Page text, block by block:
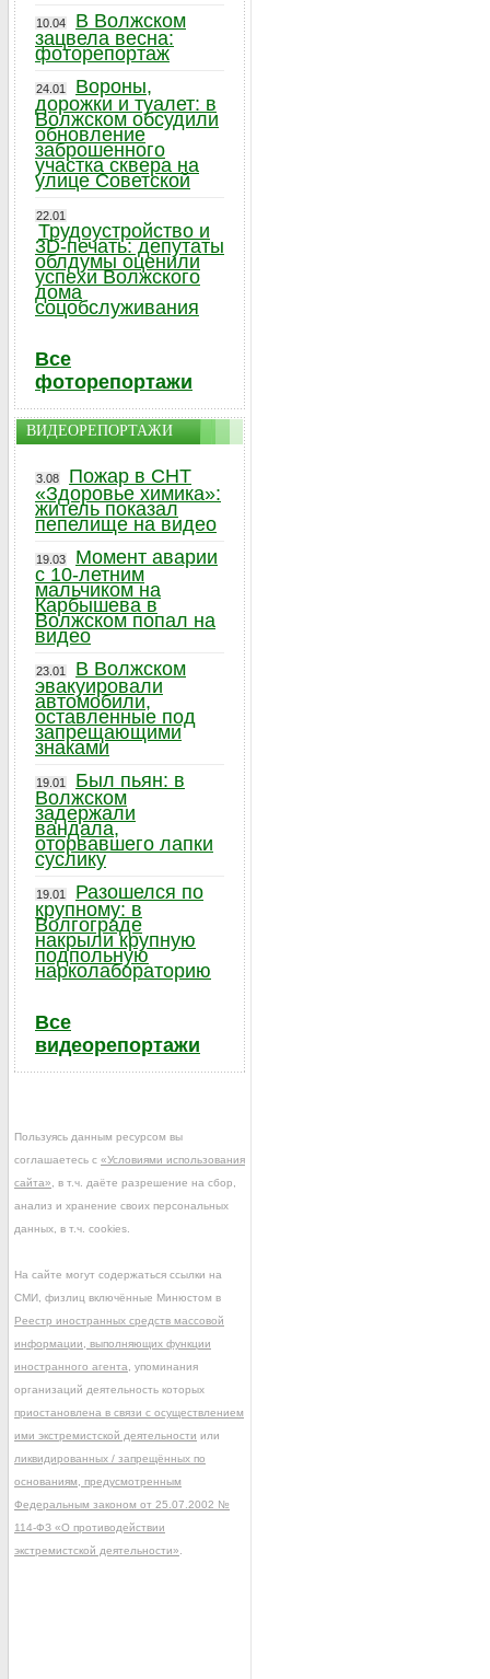
10.04
В Волжском
зацвела весна:
фоторепортаж
24.01
Вороны,
дорожки и туалет: в
Волжском обсудили
обновление
заброшенного
участка сквера на
улице Советской
22.01
Трудоустройство и
3D-печать: депутаты
облдумы оценили
успехи Волжского
дома
соцобслуживания
Все
фоторепортажи
ВИДЕОРЕПОРТАЖИ
3.08
Пожар в СНТ
«Здоровье химика»:
житель показал
пепелище на видео
19.03
Момент аварии
с 10-летним
мальчиком на
Карбышева в
Волжском попал на
видео
23.01
В Волжском
эвакуировали
автомобили,
оставленные под
запрещающими
знаками
19.01
Был пьян: в
Волжском
задержали
вандала,
оторвавшего лапки
суслику
19.01
Разошелся по
крупному: в
Волгограде
накрыли крупную
подпольную
нарколабораторию
Все
видеорепортажи
Пользуясь данным ресурсом вы
соглашаетесь с «Условиями использования
сайта» , в т.ч. даёте разрешение на сбор,
анализ и хранение своих персональных
данных, в т.ч. cookies.
На сайте могут содержаться ссылки на
СМИ, физлиц включённые Минюстом в
Реестр иностранных средств массовой
информации, выполняющих функции
иностранного агента , упоминания
организаций деятельность которых
приостановлена в связи с осуществлением
ими экстремистской деятельности или
ликвидированных / запрещённых по
основаниям, предусмотренным
Федеральным законом от 25.07.2002 №
114-ФЗ «О противодействии
экстремистской деятельности»